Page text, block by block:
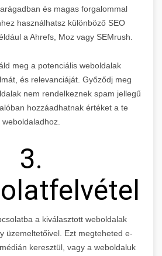
és magas forgalommal
használhatsz különböző SEO
a Ahrefs, Moz vagy SEMrush.
meg a potenciális weboldalak
és relevanciáját. Győződj meg
nem rendelkeznek spam jellegű
hozzáadhatnak értéket a te
weboldaladhoz.
3.
a kiválasztott weboldalak
üzemeltetőivel. Ezt megteheted e-
keresztül, vagy a weboldaluk